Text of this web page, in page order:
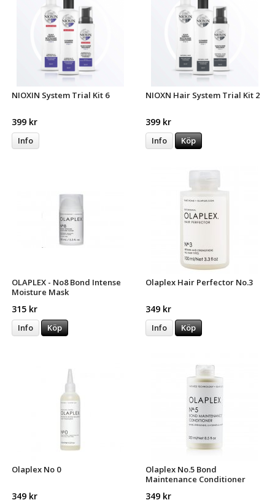
NIOXIN System Trial Kit 6
399 kr
Info
NIOXN Hair System Trial Kit 2
399 kr
Info Köp
OLAPLEX - No8 Bond Intense
Moisture Mask
315 kr
Info Köp
Olaplex Hair Perfector No.3
349 kr
Info Köp
Olaplex No 0
349 kr
Olaplex No.5 Bond
Maintenance Conditioner
349 kr